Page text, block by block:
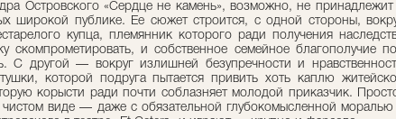
Островского «Сердце не камень», возможно, не принадлежит
широкой публике. Ее сюжет строится, с одной стороны,
купца, племянник которого ради получения
скомпрометировать, и собственное семейное благополучие
С другой — вокруг излишней безупречности и
которой подруга пытается привить хоть каплю
корысти ради почти соблазняет молодой приказчик.
виде — даже с обязательной глубокомысленной моралью